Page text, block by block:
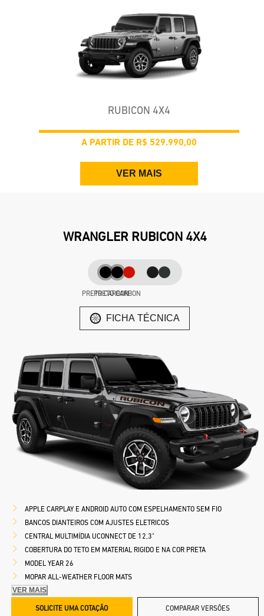
RUBICON 4X4
A PARTIR DE R$ 529.990,00
VER MAIS
WRANGLER RUBICON 4X4
PRETO CARBON
PRETO CARBON
FICHA TÉCNICA
APPLE CARPLAY E ANDROID AUTO COM ESPELHAMENTO SEM FIO
BANCOS DIANTEIROS COM AJUSTES ELETRICOS
CENTRAL MULTIMÍDIA UCONNECT DE 12,3"
COBERTURA DO TETO EM MATERIAL RIGIDO E NA COR PRETA
MODEL YEAR 26
MOPAR ALL-WEATHER FLOOR MATS
VER MAIS
SOLICITE UMA COTAÇÃO COMPARAR VERSÕES